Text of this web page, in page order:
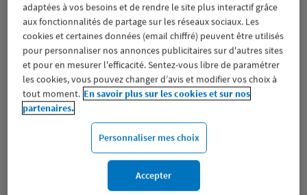
Groupe d’assurance aux valeurs mutualistes, la Macif
donne la parole à ses sociétaires et les accompagne
dans tous leurs besoins en assurance de dommages
(assurance auto et moto, assurance habitation et
scolaire, responsabilité civile...), pour la mutuelle et la
prévoyance (assurance décès, obsèques, dépendance,
adaptées à vos besoins et de rendre le site plus interactif grâce
aux fonctionnalités de partage sur les réseaux sociaux. Les
cookies et certaines données (email chiffré) peuvent être utilisés
pour personnaliser nos annonces publicitaires sur d'autres sites
et pour en mesurer l'efficacité. Sentez-vous libre de paramétrer
les cookies, vous pouvez changer d’avis et modifier vos choix à
tout moment. En savoir plus sur les cookies et sur nos
partenaires.
Personnaliser mes choix
Accepter